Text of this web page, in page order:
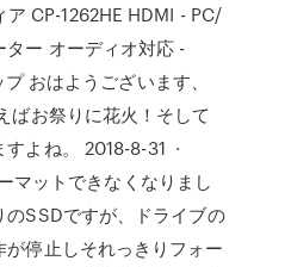
CP-1262HE HDMI - PC/
ー オーディオ対応 -
おはようございます、
ばお祭りに花火！そして
よね。 2018-8-31 ·
マットできなくなりまし
SSDですが、ドライブの
停止しそれっきりフォー